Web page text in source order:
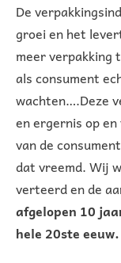
De
groei en het
meer verpakking
als consument
wachten….Deze
en ergernis op
van de
dat vreemd. Wij
verteerd en de
afgelopen 10
hele 20ste eeuw.